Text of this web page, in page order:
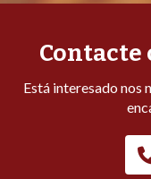
Contacte
Está interesado nos